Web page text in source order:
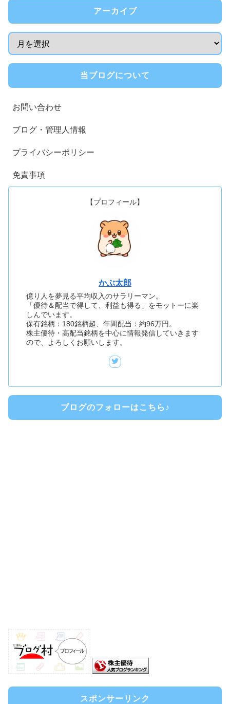
アーカイブ
当ブログについて
お問い合わせ
ブログ・管理人情報
プライバシーポリシー
免責事項
【プロフィール】
かぶ太郎
億り人を夢見る平均収入のサラリーマン。
「優待＆配当で得して、利益も得る」をモットーに楽
しんでいます。
保有銘柄：180銘柄超、年間配当：約96万円。
株主優待・高配当銘柄を中心に情報発信していきます
ので、よろしくお願いします。
ブログのフォローはこちら♪
スポンサーリンク